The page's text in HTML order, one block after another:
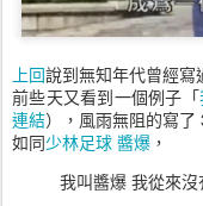
上回說到無知年代曾經寫
前些天又看到一個例子「
連結），風雨無阻的寫了
如同少林足球 醬爆 ，
我叫醬爆 我從來